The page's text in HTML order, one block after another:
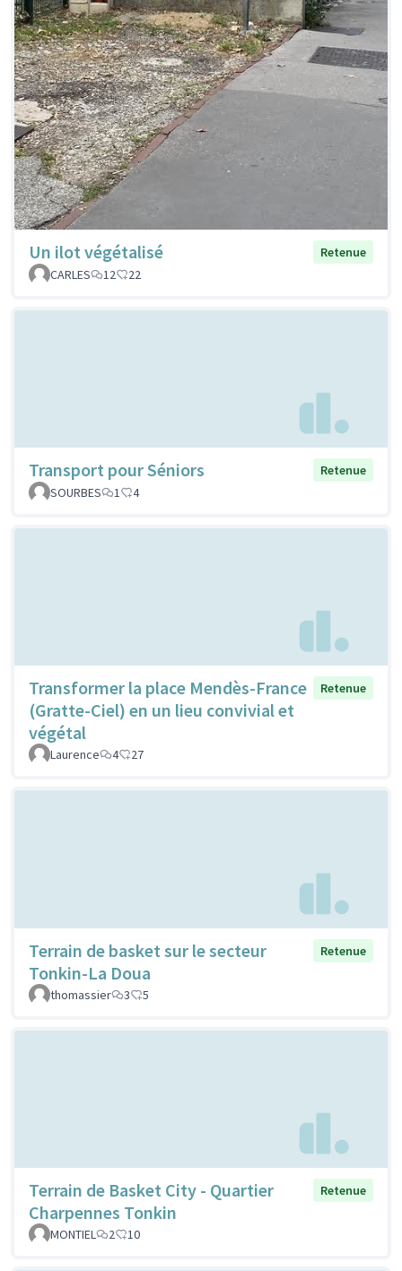
Un ilot végétalisé
Retenue
CARLES
12 22
Transport pour Séniors
Retenue
SOURBES
1 4
Transformer la place Mendès-France
(Gratte-Ciel) en un lieu convivial et
végétal
Retenue
Laurence 4 27
Terrain de basket sur le secteur
Tonkin-La Doua
Retenue
thomassier 3 5
Terrain de Basket City - Quartier
Charpennes Tonkin
Retenue
MONTIEL 2 10